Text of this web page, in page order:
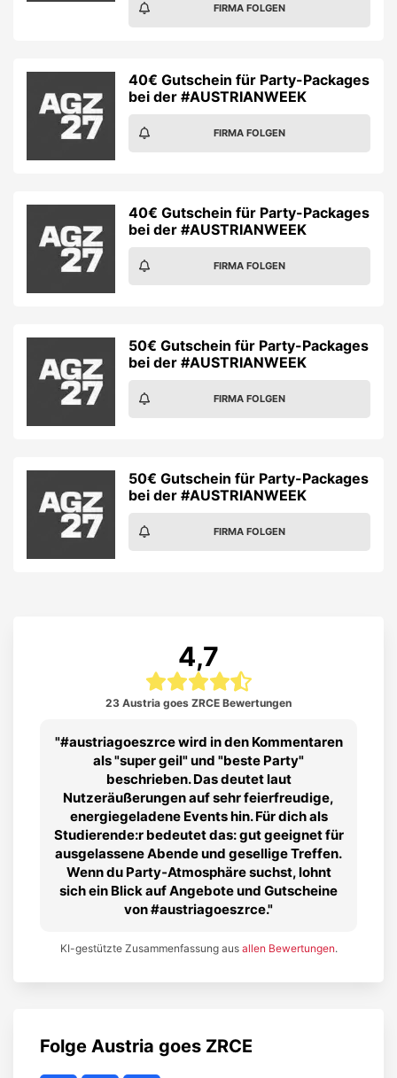
FIRMA FOLGEN
40€ Gutschein für Party-Packages
bei der #AUSTRIANWEEK
FIRMA FOLGEN
40€ Gutschein für Party-Packages
bei der #AUSTRIANWEEK
FIRMA FOLGEN
50€ Gutschein für Party-Packages
bei der #AUSTRIANWEEK
FIRMA FOLGEN
50€ Gutschein für Party-Packages
bei der #AUSTRIANWEEK
FIRMA FOLGEN
4,7
23 Austria goes ZRCE Bewertungen
#austriagoeszrce wird in den Kommentaren
als "super geil" und "beste Party"
beschrieben. Das deutet laut
Nutzeräußerungen auf sehr feierfreudige,
energiegeladene Events hin. Für dich als
Studierende:r bedeutet das: gut geeignet für
ausgelassene Abende und gesellige Treffen.
Wenn du Party‑Atmosphäre suchst, lohnt
sich ein Blick auf Angebote und Gutscheine
von #austriagoeszrce.
KI-gestützte Zusammenfassung aus allen Bewertungen.
Folge Austria goes ZRCE